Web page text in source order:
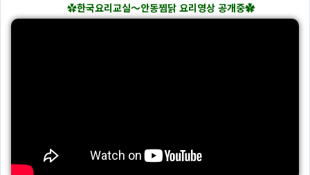
✿한국요리교실～안동찜닭 요리영상 공개중✿